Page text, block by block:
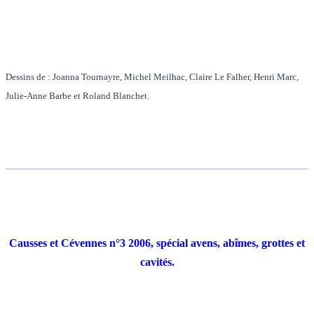
Dessins de : Joanna Tournayre, Michel Meilhac, Claire Le Falher, Henri Marc,
Julie-Anne Barbe et Roland Blanchet.
Causses et Cévennes n°3 2006, spécial avens, abîmes, grottes et
cavités.